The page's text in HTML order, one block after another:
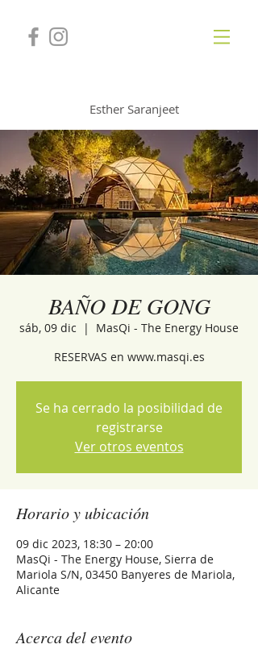
Esther Saranjeet
BAÑO DE GONG
sáb, 09 dic
  |
MasQi - The Energy House
RESERVAS en www.masqi.es
Se ha cerrado la posibilidad de
registrarse
Ver otros eventos
Horario y ubicación
09 dic 2023, 18:30 – 20:00
MasQi - The Energy House, Sierra de
Mariola S/N, 03450 Banyeres de Mariola,
Alicante
Acerca del evento